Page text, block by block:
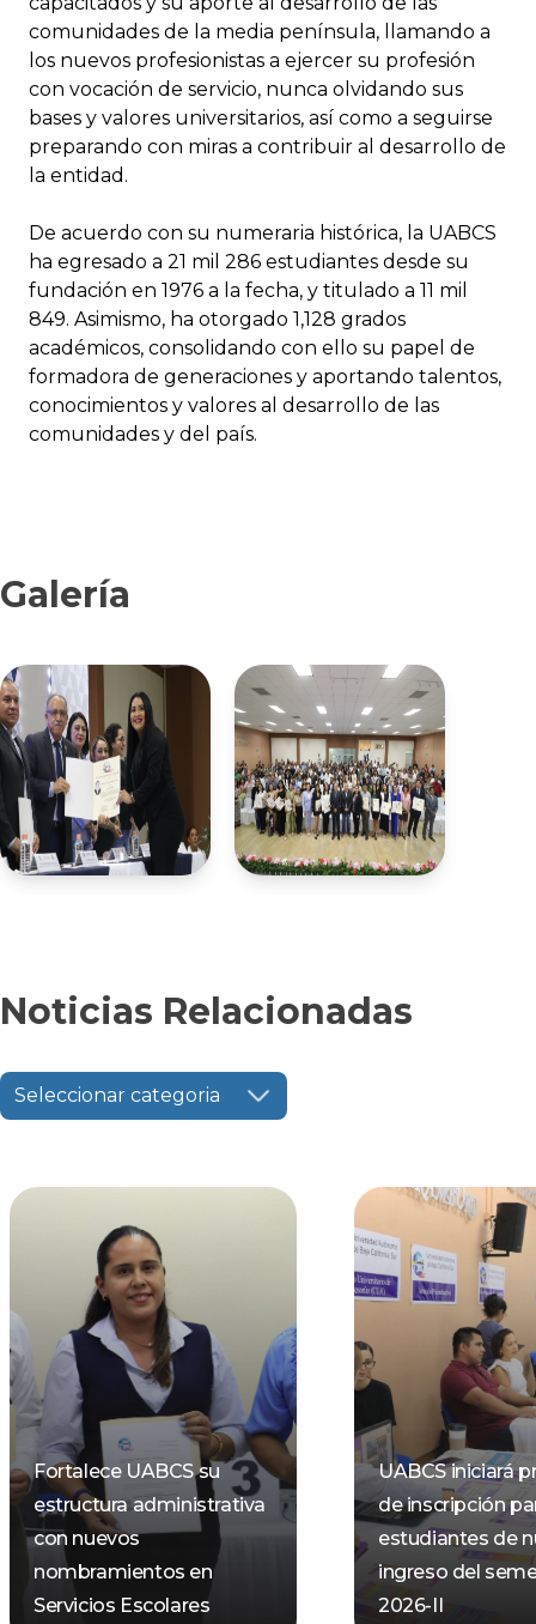
comunidades de la media península, llamando a
los nuevos profesionistas a ejercer su profesión
con vocación de servicio, nunca olvidando sus
bases y valores universitarios, así como a seguirse
preparando con miras a contribuir al desarrollo de
la entidad.
De acuerdo con su numeraria histórica, la UABCS
ha egresado a 21 mil 286 estudiantes desde su
fundación en 1976 a la fecha, y titulado a 11 mil
849. Asimismo, ha otorgado 1,128 grados
académicos, consolidando con ello su papel de
formadora de generaciones y aportando talentos,
conocimientos y valores al desarrollo de las
comunidades y del país.
Galería
Noticias Relacionadas
Seleccionar categoria
Fortalece UABCS su
estructura administrativa
con nuevos
nombramientos en
Servicios Escolares
UABCS iniciará
de inscripción
estudiantes de
ingreso del
2026-II